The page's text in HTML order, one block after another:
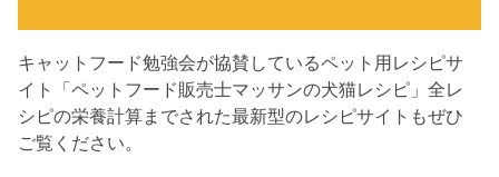
キャットフード勉強会が協賛しているペット用レシピサ
イト「ペットフード販売士マッサンの犬猫レシピ」全レ
シピの栄養計算までされた最新型のレシピサイトもぜひ
ご覧ください。